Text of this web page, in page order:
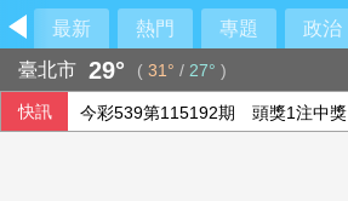
最新 熱門 專題 政治
臺北市 29° ( 31° / 27° )
快訊 今彩539第115192期 頭獎1注中獎